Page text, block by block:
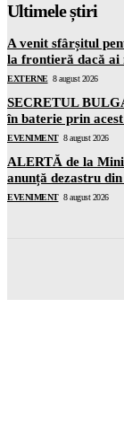
Ultimele știri
A venit sfârșitul
la frontieră dacă ai
EXTERNE 8 august 2026
SECRETUL
în baterie prin
EVENIMENT 8 august 2026
ALERTĂ de la
anunță dezastru
EVENIMENT 8 august 2026